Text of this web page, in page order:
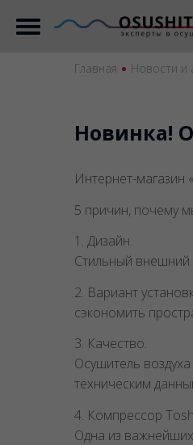
Главная Новости и
Новинка!
Интернет-
5 причин, почему
1. Дизайн.
Стильный внешний
2. Вариант
сэкономить
3. Качество.
Осушитель
техническим
4. Компрессор
Одна из